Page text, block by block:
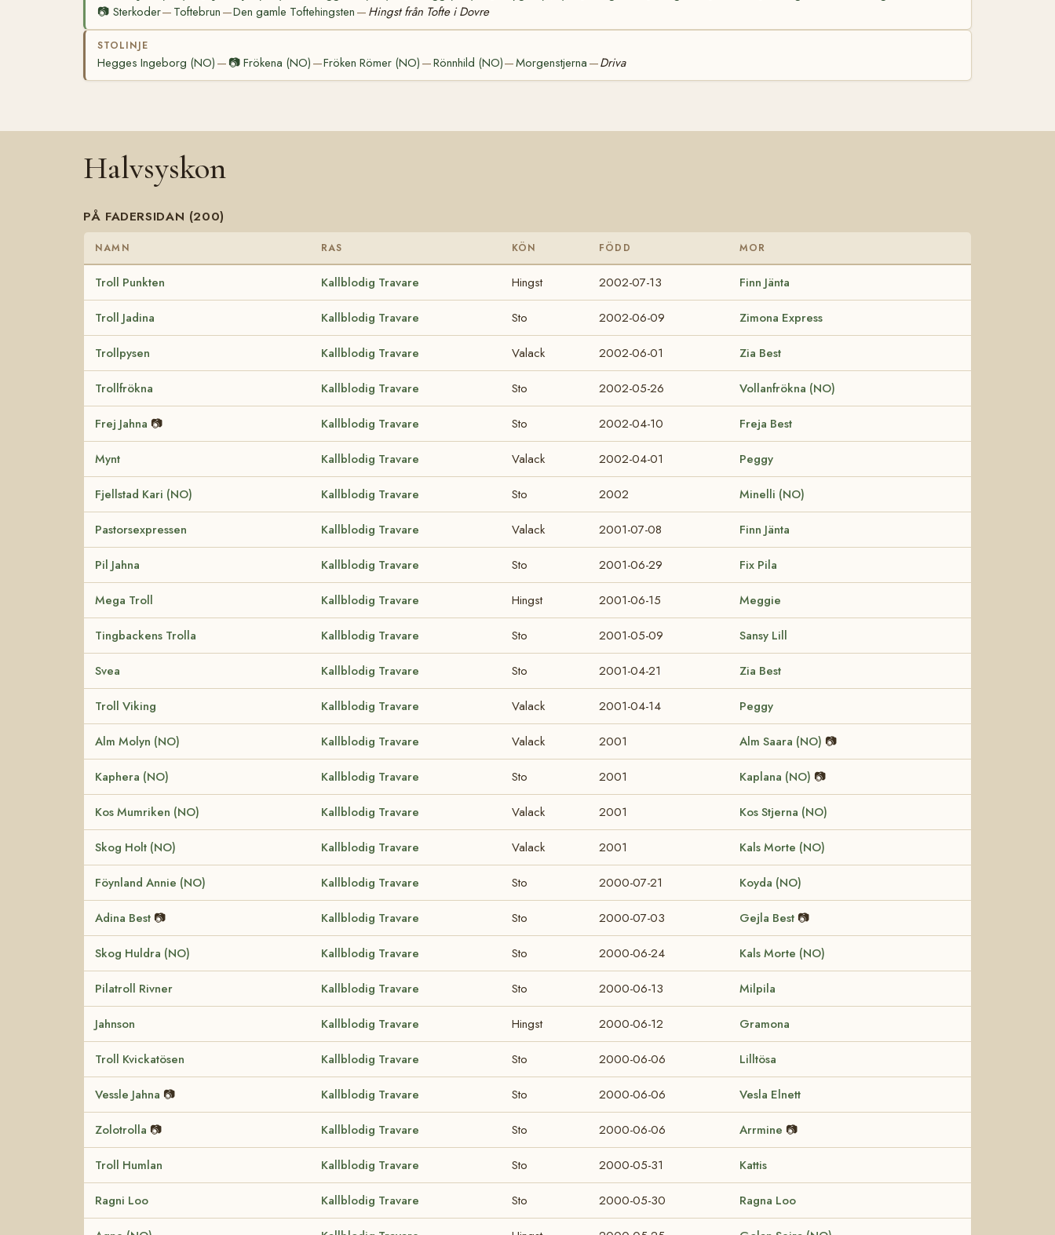
📷 Sterkoder— Toftebrun —Den gamle Toftehingsten — Hingst från Tofte i Dovre
STOLINJE
Hegges Ingeborg (NO) — 📷Frökena (NO) —Fröken Römer (NO) —Rönnhild (NO)—Morgenstjerna —Driva
Halvsyskon
PÅ FADERSIDAN (200)
NAMN RAS KÖN FÖDD MOR
Troll Punkten Kallblodig Travare Hingst 2002-07-13 Finn Jänta
Troll Jadina Kallblodig Travare Sto 2002-06-09 Zimona Express
Trollpysen Kallblodig Travare Valack 2002-06-01 Zia Best
Trollfrökna Kallblodig Travare Sto 2002-05-26 Vollanfrökna (NO)
Frej Jahna 📷 Kallblodig Travare Sto 2002-04-10 Freja Best
Mynt Kallblodig Travare Valack 2002-04-01 Peggy
Fjellstad Kari (NO) Kallblodig Travare Sto 2002 Minelli (NO)
Pastorsexpressen Kallblodig Travare Valack 2001-07-08 Finn Jänta
Pil Jahna Kallblodig Travare Sto 2001-06-29 Fix Pila
Mega Troll Kallblodig Travare Hingst 2001-06-15 Meggie
Tingbackens Trolla Kallblodig Travare Sto 2001-05-09 Sansy Lill
Svea Kallblodig Travare Sto 2001-04-21 Zia Best
Troll Viking Kallblodig Travare Valack 2001-04-14 Peggy
Alm Molyn (NO) Kallblodig Travare Valack 2001 Alm Saara (NO) 📷
Kaphera (NO) Kallblodig Travare Sto 2001 Kaplana (NO) 📷
Kos Mumriken (NO) Kallblodig Travare Valack 2001 Kos Stjerna (NO)
Skog Holt (NO) Kallblodig Travare Valack 2001 Kals Morte (NO)
Föynland Annie (NO) Kallblodig Travare Sto 2000-07-21 Koyda (NO)
Adina Best 📷 Kallblodig Travare Sto 2000-07-03 Gejla Best 📷
Skog Huldra (NO) Kallblodig Travare Sto 2000-06-24 Kals Morte (NO)
Pilatroll Rivner Kallblodig Travare Sto 2000-06-13 Milpila
Jahnson Kallblodig Travare Hingst 2000-06-12 Gramona
Troll Kvickatösen Kallblodig Travare Sto 2000-06-06 Lilltösa
Vessle Jahna 📷 Kallblodig Travare Sto 2000-06-06 Vesla Elnett
Zolotrolla 📷 Kallblodig Travare Sto 2000-06-06 Arrmine 📷
Troll Humlan Kallblodig Travare Sto 2000-05-31 Kattis
Ragni Loo Kallblodig Travare Sto 2000-05-30 Ragna Loo